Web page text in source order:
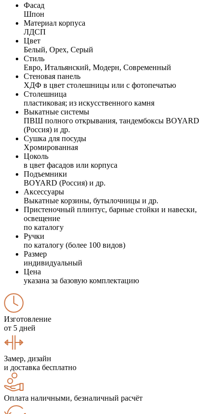
Фасад
Шпон
Материал корпуса
ЛДСП
Цвет
Белый, Орех, Серый
Стиль
Евро, Итальянский, Модерн, Современный
Стеновая панель
ХДФ в цвет столешницы или с фотопечатью
Столешница
пластиковая; из искусственного камня
Выкатные системы
ПВШ полного открывания, тандембоксы BOYARD
(Россия) и др.
Сушка для посуды
Хромированная
Цоколь
в цвет фасадов или корпуса
Подъемники
BOYARD (Россия) и др.
Аксессуары
Выкатные корзины, бутылочницы и др.
Пристеночный плинтус, барные стойки и навески,
освещение
по каталогу
Ручки
по каталогу (более 100 видов)
Размер
индивидуальный
Цена
указана за базовую комплектацию
Изготовление
от 5 дней
Замер, дизайн
и доставка бесплатно
Оплата наличными, безналичный расчёт